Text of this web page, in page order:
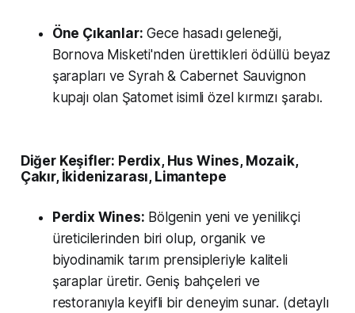
Öne Çıkanlar: Gece hasadı geleneği,
Bornova Misketi'nden ürettikleri ödüllü beyaz
şarapları ve Syrah & Cabernet Sauvignon
kupajı olan Şatomet isimli özel kırmızı şarabı.
Diğer Keşifler: Perdix, Hus Wines, Mozaik,
Çakır, İkidenizarası, Limantepe
Perdix Wines: Bölgenin yeni ve yenilikçi
üreticilerinden biri olup, organik ve
biyodinamik tarım prensipleriyle kaliteli
şaraplar üretir. Geniş bahçeleri ve
restoranıyla keyifli bir deneyim sunar. (detaylı